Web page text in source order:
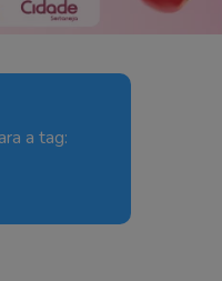
a tag: